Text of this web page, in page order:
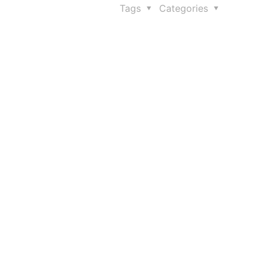
Categories
Tags